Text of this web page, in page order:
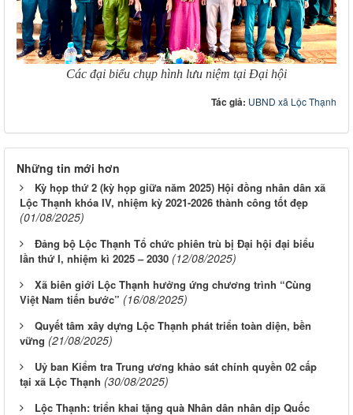
Các đại biểu chụp hình lưu niệm tại Đại hội
Tác giả: UBND xã Lộc Thạnh
Những tin mới hơn
Kỳ họp thứ 2 (kỳ họp giữa năm 2025) Hội đồng nhân dân xã
Lộc Thạnh khóa IV, nhiệm kỳ 2021-2026 thành công tốt đẹp
(01/08/2025)
Đảng bộ Lộc Thạnh Tổ chức phiên trù bị Đại hội đại biểu
lần thứ I, nhiệm kì 2025 – 2030 (12/08/2025)
Xã biên giới Lộc Thạnh hưởng ứng chương trình “Cùng
Việt Nam tiến bước” (16/08/2025)
Quyết tâm xây dựng Lộc Thạnh phát triển toàn diện, bền
vững (21/08/2025)
Uỷ ban Kiểm tra Trung ương khảo sát chính quyền 02 cấp
tại xã Lộc Thạnh (30/08/2025)
Lộc Thạnh: triển khai tặng quà Nhân dân nhân dịp Quốc